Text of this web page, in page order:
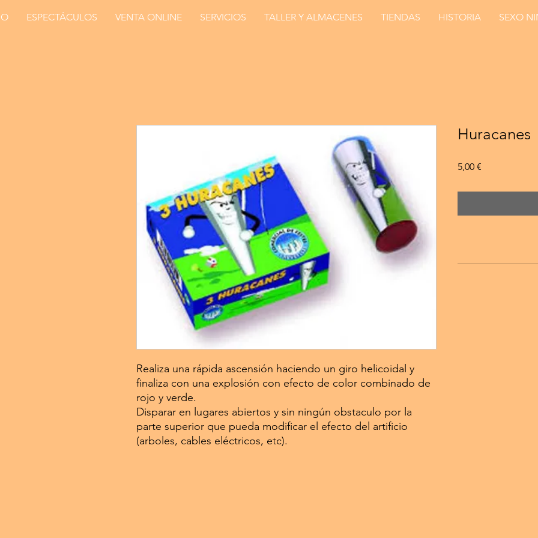
ESPECTÁCULOS VENTA ONLINE SERVICIOS TALLER Y ALMACENES TIENDAS HISTORIA SEXO
Realiza una rápida ascensión haciendo un giro helicoidal y
finaliza con una explosión con efecto de color combinado de
rojo y verde.
Disparar en lugares abiertos y sin ningún obstaculo por la
parte superior que pueda modificar el efecto del artificio
(arboles, cables eléctricos, etc).
Huracanes
5,00 €